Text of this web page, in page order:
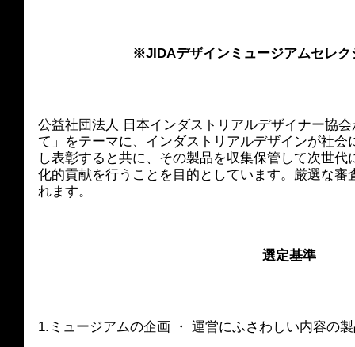
※JIDAデザインミュージアムセレク
公益社団法人 日本インダストリアルデザイナー協
て」をテーマに、インダストリアルデザインが社
し表彰すると共に、その製品を収集保管して次世
化的貢献を行うことを目的としています。厳選な審
れます。
選定基準
1.ミュージアムの企画 ・ 運営にふさわ